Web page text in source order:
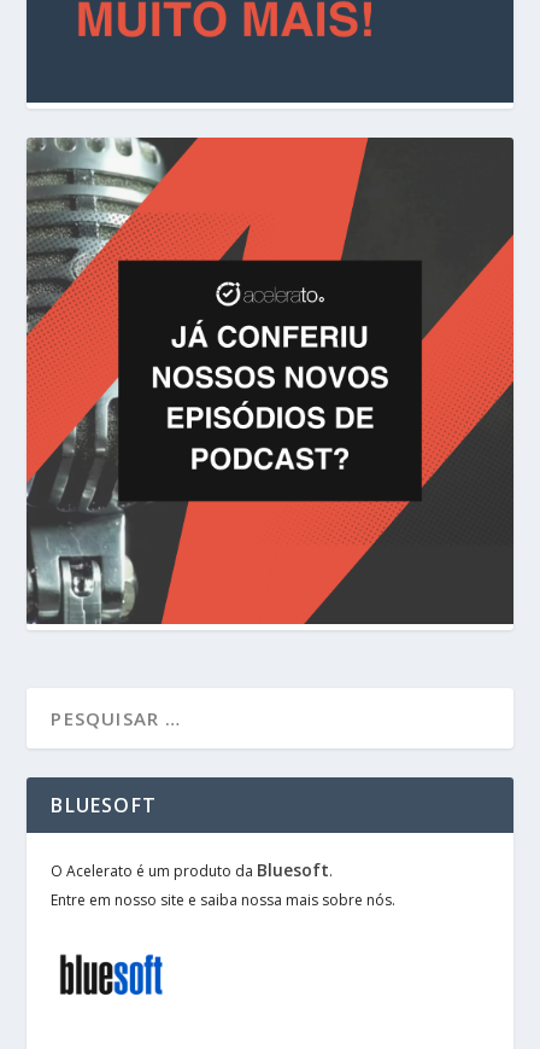
BLUESOFT
O Acelerato é um produto da Bluesoft.
Entre em nosso site e saiba nossa mais sobre nós.